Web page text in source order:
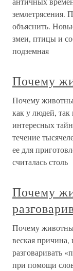
землетрясения.
объяснить.
змеи, птицы и
подземная
Почему
Почему
как у людей,
интересных
течение
ее для
считалась столь
Почему
Почему
веская
разговаривать
при помощи